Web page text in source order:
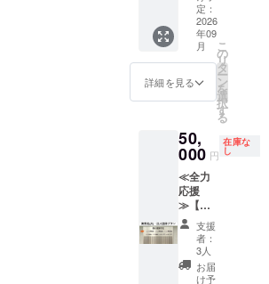
へのデ
ジタル
芳名 ※
１名様
の個人
名のみ
とさせ
ていた
す。 ⑤
サンク
スレ
ター ☆
支援
時、必
ず備考
欄に希
望され
るHPへ
の御芳
お断り
する場
合がご
ざいま
の際は
内容の
依頼い
たしま
す。 ②
クラブ
ハウス
正面に
御芳名
させて
いただ
きま
す。 掲
と名称
などの
間隔や
整させ
ていた
りま
す。 ※
公序良
俗に反
する名
称、
パーク
の品位
を損な
う恐れ
セージ
のみ ※
書体は
統一書
たしま
す。 ※
する名
称、
パーク
の品位
を損な
う恐れ
のある
表記は
お断り
する場
す。
②HP内
特設
ページ
へのデ
ジタル
※①と同
にて芳
名いた
す。 ③
サンク
スレ
ター ☆
支援
時、必
ず備考
ラブハ
ウス入
口正
面、芳
名板に
個人名
以内推
奨（１
りの幅
は統一
となり
ま
す。）
※１名様
の個人
名のみ
クラブ
ハウス
正面に
御芳名
させて
いただ
きま
間：
2026年
9月1
日〜ス
ポーツ
パーク
営業終
了まで
掲出方
法：ク
ラブハ
定：
2026
年09
月
詳細を見る
こ
の
リ
タ
ー
ン
を
選
択
す
る
50,
000 円
在庫な
し
≪全力
応援
≫【御
芳名
（大）
・法人
団体プ
ラン】
支援
者：
3人
お届
け予